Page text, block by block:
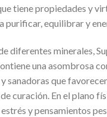
tiene propiedades y
purificar, equilibrar y
diferentes minerales,
una asombrosa
sanadoras que
curación. En el plano
y pensamientos